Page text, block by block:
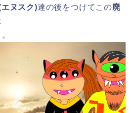
ヌスク)達の後をつけてこの廃